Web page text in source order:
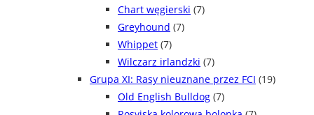
Chart węgierski (7)
Greyhound (7)
Whippet (7)
Wilczarz irlandzki (7)
Grupa XI: Rasy nieuznane przez FCI (19)
Old English Bulldog (7)